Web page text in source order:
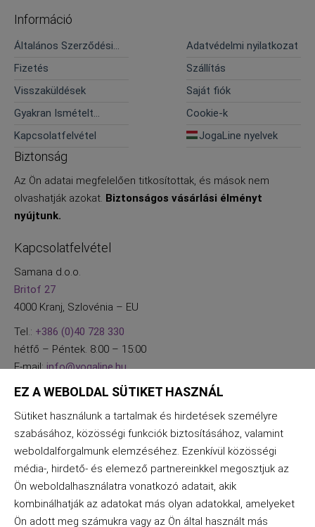
Információ
Általános Szerződési
Adatvédelmi nyilatkozat
Fizetés
Szállítás
Visszaküldések
Saját fiók
Gyakran Ismételt
Cookie-k
Kapcsolatfelvétel
JogaLine nyelvek
Biztonság
Az Ön adatai megfelelően titkosítottak, és mások nem
olvashatják azokat. Biztonságos vásárlási élményt
nyújtunk.
Kapcsolatfelvétel
Samana d.o.o.
Britof 27
4000 Kranj, Szlovénia – EU
Tel.: +386 (0)40 728 330
hétfő – Péntek. 8:00 – 15:00
E-mail:info@yogaline.hu
EZ A WEBOLDAL SÜTIKET HASZNÁL
Sütiket használunk a tartalmak és hirdetések személyre
szabásához, közösségi funkciók biztosításához, valamint
weboldalforgalmunk elemzéséhez. Ezenkívül közösségi
média-, hirdető- és elemező partnereinkkel megosztjuk az
Ön weboldalhasználatra vonatkozó adatait, akik
kombinálhatják az adatokat más olyan adatokkal, amelyeket
Ön adott meg számukra vagy az Ön által használt más